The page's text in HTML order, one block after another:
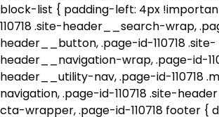
block-list { padding-left: 4px
110718 .site-header__search-wrap,
header__button, .page-id-110718 .site-
header__navigation-wrap, .page-id-
header__utility-nav, .page-id-110718
navigation, .page-id-110718 .site-
cta-wrapper, .page-id-110718 footer {